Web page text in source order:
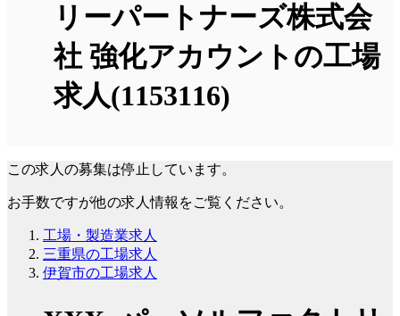
リーパートナーズ株式会
社 強化アカウントの工場
求人(1153116)
この求人の募集は停止しています。
お手数ですが他の求人情報をご覧ください。
工場・製造業求人
三重県の工場求人
伊賀市の工場求人